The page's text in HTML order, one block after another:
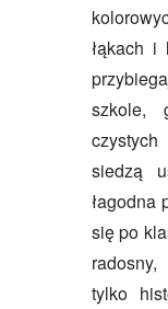
łąkach i
szkole,
czystych
siedzą
łagodna
się po
tylko